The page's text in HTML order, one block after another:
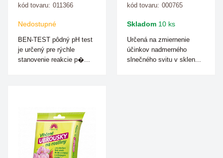
kód tovaru: 011366
Nedostupné
BEN-TEST pôdný pH test
je určený pre rýchle
stanovenie reakcie p�...
kód tovaru: 000765
Skladom 10 ks
Určená na zmiernenie
účinkov nadmerného
slnečného svitu v sklen...